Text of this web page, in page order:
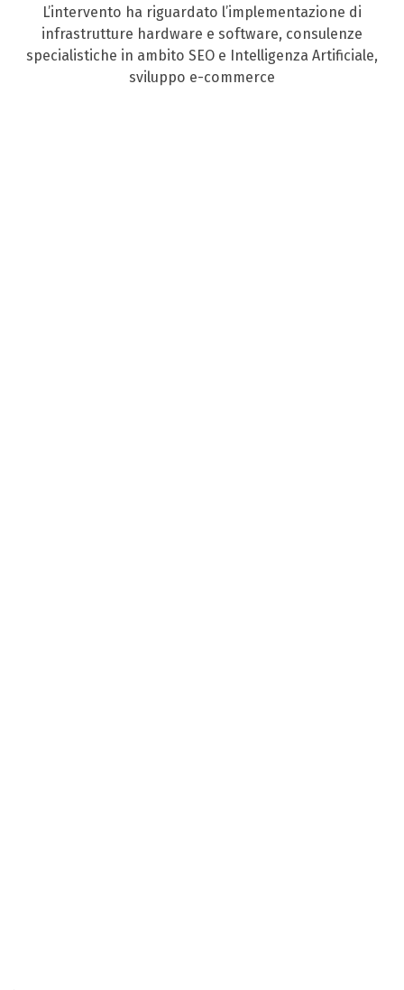
L’intervento ha riguardato l’implementazione di
infrastrutture hardware e software, consulenze
specialistiche in ambito SEO e Intelligenza Artificiale,
sviluppo e-commerce